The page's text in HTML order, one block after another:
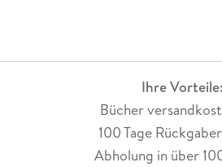
Ihre Vorteile:
Bücher
100 Tage
Abholung in über